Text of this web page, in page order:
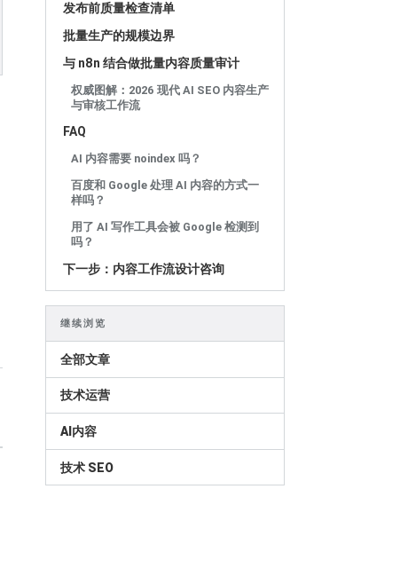
发布前质量检查清单
批量生产的规模边界
与 n8n 结合做批量内容质量审计
权威图解：2026 现代 AI SEO 内容生产
与审核工作流
FAQ
AI 内容需要 noindex 吗？
百度和 Google 处理 AI 内容的方式一
样吗？
用了 AI 写作工具会被 Google 检测到
吗？
下一步：内容工作流设计咨询
继续浏览
全部文章
技术运营
AI内容
技术 SEO